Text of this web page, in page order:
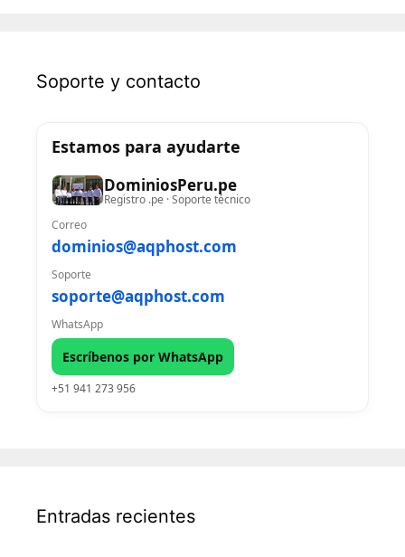
Soporte y contacto
Estamos para ayudarte
DominiosPeru.pe
Registro .pe · Soporte técnico
Correo
dominios@aqphost.com
Soporte
soporte@aqphost.com
WhatsApp
Escríbenos por WhatsApp
+51 941 273 956
Entradas recientes